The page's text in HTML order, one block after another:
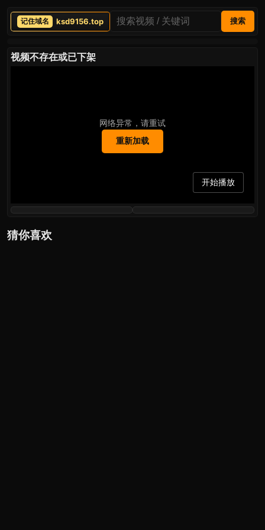
ksd9156.top 搜索
视频不存在或已下架
网络异常，请重试
重新加载
开始播放
猜你喜欢